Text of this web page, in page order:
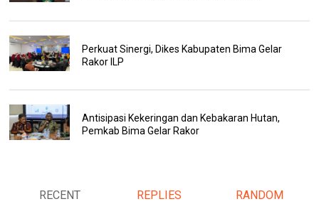
Perkuat Sinergi, Dikes Kabupaten Bima Gelar
Rakor ILP
Antisipasi Kekeringan dan Kebakaran Hutan,
Pemkab Bima Gelar Rakor
RECENT REPLIES RANDOM